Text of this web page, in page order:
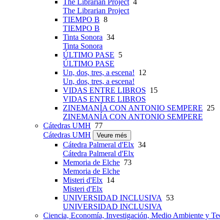
The Librarian Project 4
The Librarian Project
TIEMPO B 8
TIEMPO B
Tinta Sonora 34
Tinta Sonora
ÚLTIMO PASE 5
ÚLTIMO PASE
Un, dos, tres, a escena! 12
Un, dos, tres, a escena!
VIDAS ENTRE LIBROS 15
VIDAS ENTRE LIBROS
ZINEMANÍA CON ANTONIO SEMPERE 25
ZINEMANÍA CON ANTONIO SEMPERE
Cátedras UMH 77
Cátedras UMH
Veure més
Cátedra Palmeral d'Elx 34
Cátedra Palmeral d'Elx
Memoria de Elche 73
Memoria de Elche
Misteri d'Elx 14
Misteri d'Elx
UNIVERSIDAD INCLUSIVA
53
UNIVERSIDAD INCLUSIVA
Ciencia, Economía, Investigación, Medio Ambiente y